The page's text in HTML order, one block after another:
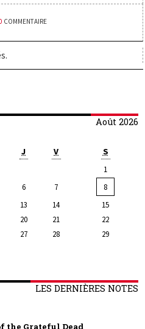
Août 2026
J V S
1
6 7
8
13 14
15
20 21
22
27 28
29
LES DERNIÈRES NOTES
the Grateful Dead
COMMENTAIRE